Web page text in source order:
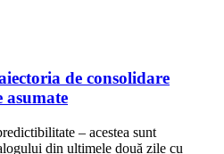
de consolidare
asumate
– acestea sunt
din ultimele două zile cu